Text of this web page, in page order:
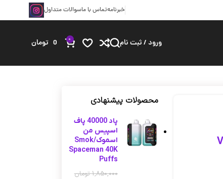
خبرنامهتماس با ماسوالات متداول
ورود / ثبت نام 0
0 تومان
محصولات پیشنهادی
پاد 40000 پاف
اسپیس من
اسموک/Smok
Spaceman 40K
Puffs
1,850,000 تومان